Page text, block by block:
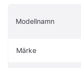
Modellnamn
Märke